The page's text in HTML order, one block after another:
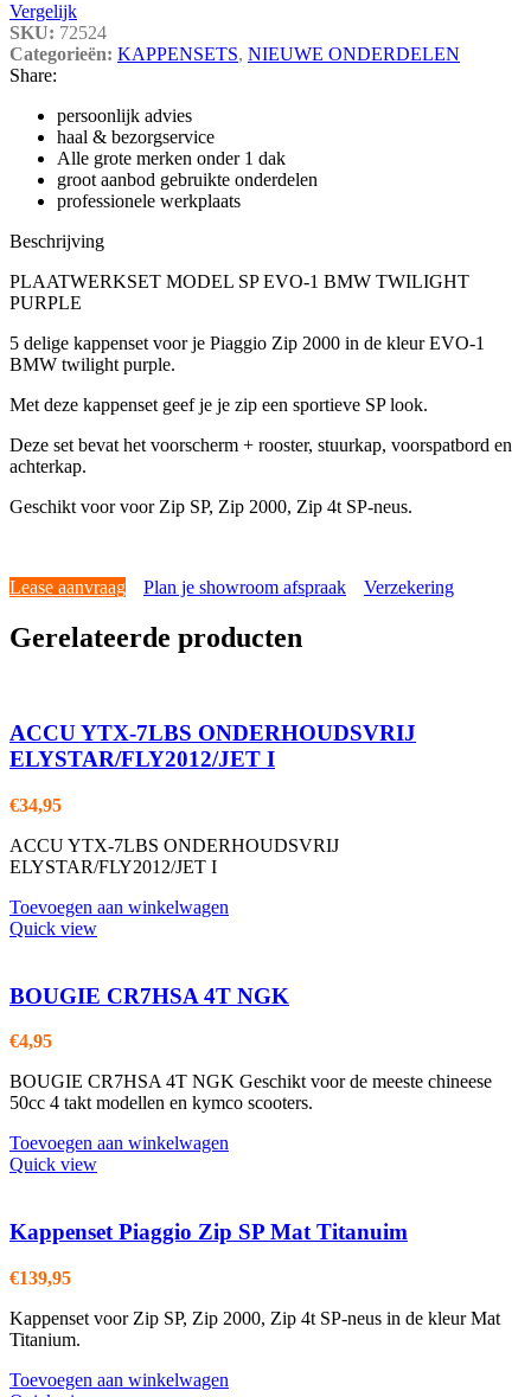
Vergelijk
SKU: 72524
Categorieën: KAPPENSETS, NIEUWE ONDERDELEN
Share:
persoonlijk advies
haal & bezorgservice
Alle grote merken onder 1 dak
groot aanbod gebruikte onderdelen
professionele werkplaats
Beschrijving
PLAATWERKSET MODEL SP EVO-1 BMW TWILIGHT
PURPLE
5 delige kappenset voor je Piaggio Zip 2000 in de kleur EVO-1
BMW twilight purple.
Met deze kappenset geef je je zip een sportieve SP look.
Deze set bevat het voorscherm + rooster, stuurkap, voorspatbord en
achterkap.
Geschikt voor voor Zip SP, Zip 2000, Zip 4t SP-neus.
Lease aanvraag Plan je showroom afspraak Verzekering
Gerelateerde producten
ACCU YTX-7LBS ONDERHOUDSVRIJ
ELYSTAR/FLY2012/JET I
€34,95
ACCU YTX-7LBS ONDERHOUDSVRIJ
ELYSTAR/FLY2012/JET I
Toevoegen aan winkelwagen
Quick view
BOUGIE CR7HSA 4T NGK
€4,95
BOUGIE CR7HSA 4T NGK Geschikt voor de meeste chineese
50cc 4 takt modellen en kymco scooters.
Toevoegen aan winkelwagen
Quick view
Kappenset Piaggio Zip SP Mat Titanuim
€139,95
Kappenset voor Zip SP, Zip 2000, Zip 4t SP-neus in de kleur Mat
Titanium.
Toevoegen aan winkelwagen